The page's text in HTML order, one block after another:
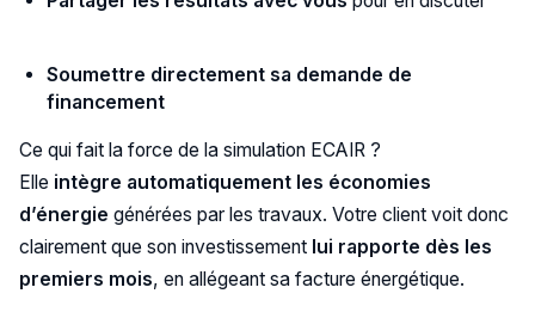
Soumettre directement sa demande de
financement
Ce qui fait la force de la simulation ECAIR ?
Elle intègre automatiquement les économies
d’énergie générées par les travaux. Votre client voit donc
clairement que son investissement lui rapporte dès les
premiers mois, en allégeant sa facture énergétique.